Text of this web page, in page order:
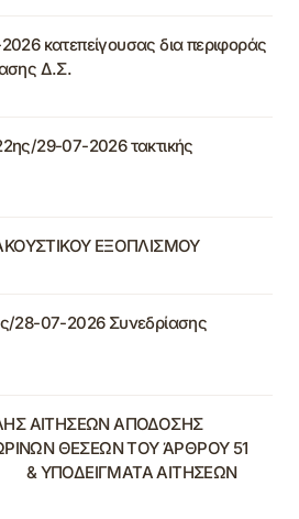
κατεπείγουσας δια περιφοράς
Δ.Σ.
29-07-2026 τακτικής
ΕΞΟΠΛΙΣΜΟΥ
28-07-2026 Συνεδρίασης
ΑΙΤΗΣΕΩΝ ΑΠΟΔΟΣΗΣ
ΘΕΣΕΩΝ ΤΟΥ ΆΡΘΡΟΥ 51
ΥΠΟΔΕΙΓΜΑΤΑ ΑΙΤΗΣΕΩΝ